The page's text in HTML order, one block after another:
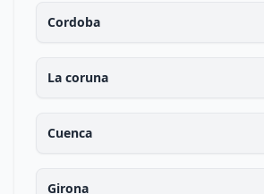
Cordoba
La coruna
Cuenca
Girona